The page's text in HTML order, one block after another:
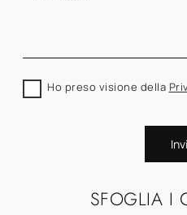
SFOGLIA I
Ho preso visione della